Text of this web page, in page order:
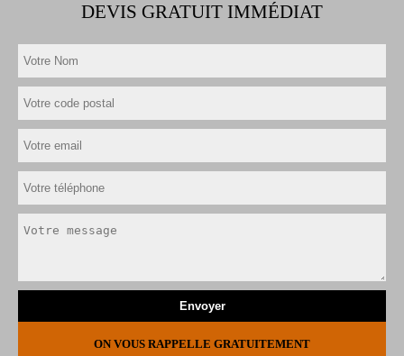
DEVIS GRATUIT IMMÉDIAT
ON VOUS RAPPELLE GRATUITEMENT